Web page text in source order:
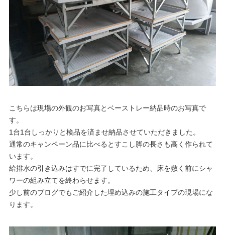
こちらは現場の外観のお写真とベーストレー納品時のお写真で
す。
1台1台しっかりと検品を済ませ納品させていただきました。
通常のキャンペーン品に比べるとすこし脚の長さも高く作られて
います。
給排水の引き込みはすでに完了しているため、床を敷く前にシャ
ワーの組み立てを終わらせます。
少し前のブログでもご紹介した埋め込みの施工タイプの現場にな
ります。